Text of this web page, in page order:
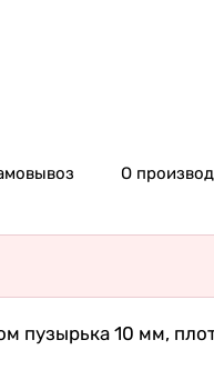
О
пузырька 10 мм,